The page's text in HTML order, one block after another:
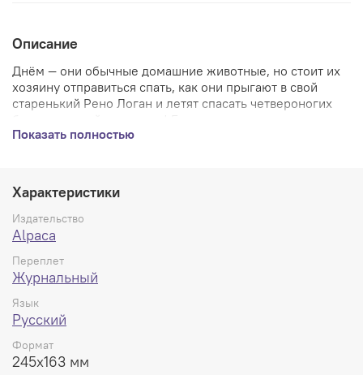
Описание
Днём — они обычные домашние животные, но стоит их
хозяину отправиться спать, как они прыгают в свой
старенький Рено Логан и летят спасать четвероногих
мучаются на рудниках других планет, с ними ужасно
братков и сестричек из космического плена и пристроят
их в любящие семьи.
Почему они это делают? Да потому что они — хорошие
ребята!
36 страниц, сингл, 163х245 мм. Релиз в январе.
Показать полностью
Характеристики
Издательство
Alpaca
Переплет
Журнальный
Язык
Русский
Формат
245x163 мм